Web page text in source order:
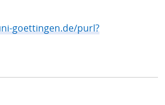
goettingen.de/purl?